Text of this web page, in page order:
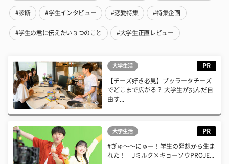
#診断 #学生インタビュー #恋愛特集 #特集企画
#学生の君に伝えたい３つのこと #大学生正直レビュー
大学生活 PR
【チーズ好き必見】ブッラータチーズ
でどこまで広がる？ 大学生が挑んだ自
由す...
大学生活 PR
#ぎゅ〜〜にゅー！学生の発想から生ま
れた！ Jミルク×キョーソウPROJE...